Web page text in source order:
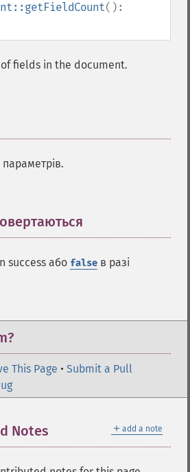
():
fields in the document.
параметрів.
success або false в разі
This Page • Submit a Pull
＋ add a note
Notes